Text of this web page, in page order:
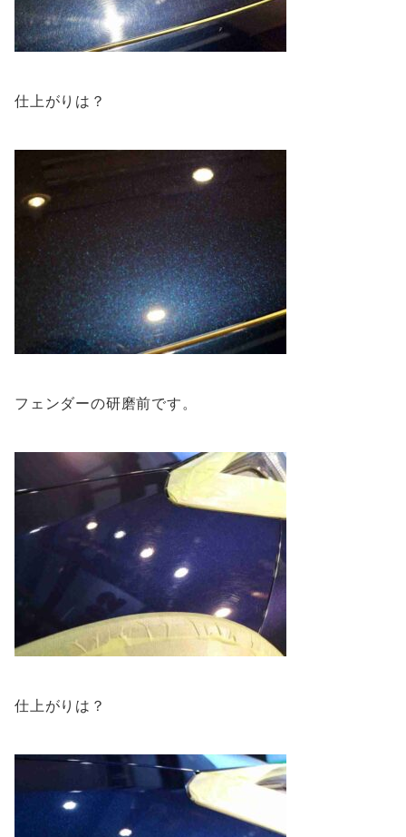
仕上がりは？
フェンダーの研磨前です。
仕上がりは？